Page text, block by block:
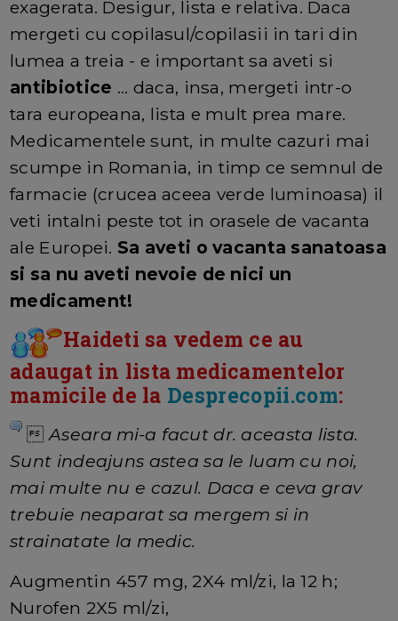
exagerata. Desigur, lista e relativa. Daca
mergeti cu copilasul/copilasii in tari din
lumea a treia - e important sa aveti si
antibiotice ... daca, insa, mergeti intr-o
tara europeana, lista e mult prea mare.
Medicamentele sunt, in multe cazuri mai
scumpe in Romania, in timp ce semnul de
farmacie (crucea aceea verde luminoasa) il
veti intalni peste tot in orasele de vacanta
ale Europei. Sa aveti o vacanta sanatoasa
si sa nu aveti nevoie de nici un
medicament!
Haideti sa vedem ce au
adaugat in lista medicamentelor
mamicile de la Desprecopii.com:
Aseara mi-a facut dr. aceasta lista.
Sunt indeajuns astea sa le luam cu noi,
mai multe nu e cazul. Daca e ceva grav
trebuie neaparat sa mergem si in
strainatate la medic.
Augmentin 457 mg, 2X4 ml/zi, la 12 h;
Nurofen 2X5 ml/zi,